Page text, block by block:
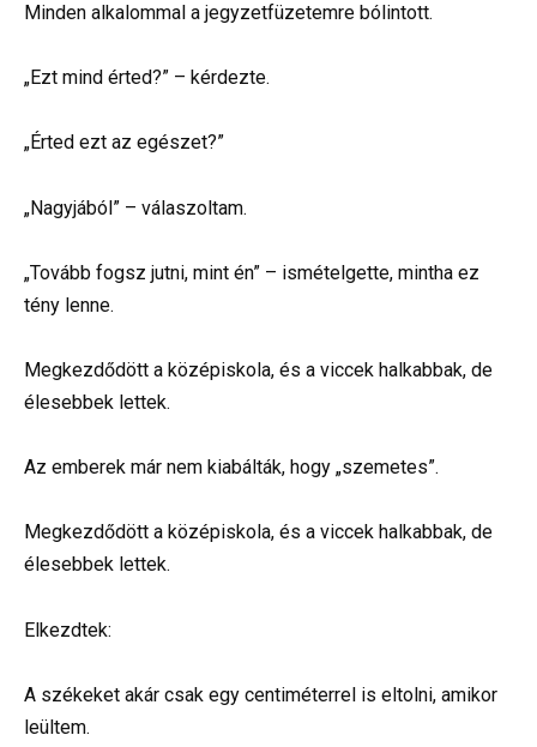
Minden alkalommal a jegyzetfüzetemre bólintott.
„Ezt mind érted?” – kérdezte.
„Érted ezt az egészet?”
„Nagyjából” – válaszoltam.
„Tovább fogsz jutni, mint én” – ismételgette, mintha ez
tény lenne.
Megkezdődött a középiskola, és a viccek halkabbak, de
élesebbek lettek.
Az emberek már nem kiabálták, hogy „szemetes”.
Megkezdődött a középiskola, és a viccek halkabbak, de
élesebbek lettek.
Elkezdtek:
A székeket akár csak egy centiméterrel is eltolni, amikor
leültem.